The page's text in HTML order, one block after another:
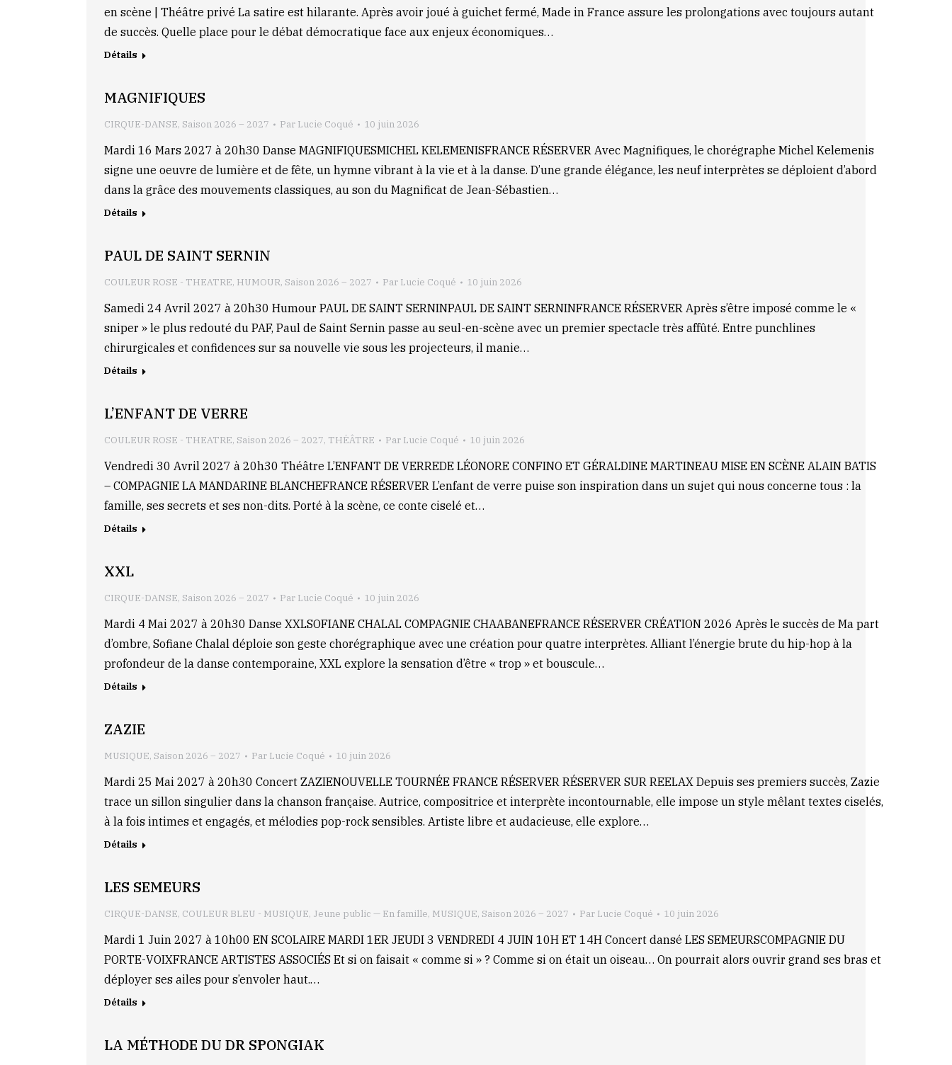
en scène | Théâtre privé La satire est hilarante. Après avoir joué à guichet fermé, Made in France assure les prolongations avec toujours autant
de succès. Quelle place pour le débat démocratique face aux enjeux économiques…
Détails
MAGNIFIQUES
CIRQUE-DANSE, Saison 2026 – 2027 Par Lucie Coqué 10 juin 2026
Mardi 16 Mars 2027 à 20h30 Danse MAGNIFIQUESMICHEL KELEMENISFRANCE RÉSERVER Avec Magnifiques, le chorégraphe Michel Kelemenis
signe une oeuvre de lumière et de fête, un hymne vibrant à la vie et à la danse. D’une grande élégance, les neuf interprètes se déploient d’abord
dans la grâce des mouvements classiques, au son du Magnificat de Jean-Sébastien…
Détails
PAUL DE SAINT SERNIN
COULEUR ROSE - THEATRE, HUMOUR, Saison 2026 – 2027 Par Lucie Coqué 10 juin 2026
Samedi 24 Avril 2027 à 20h30 Humour PAUL DE SAINT SERNINPAUL DE SAINT SERNINFRANCE RÉSERVER Après s’être imposé comme le «
sniper » le plus redouté du PAF, Paul de Saint Sernin passe au seul-en-scène avec un premier spectacle très affûté. Entre punchlines
chirurgicales et confidences sur sa nouvelle vie sous les projecteurs, il manie…
Détails
L’ENFANT DE VERRE
COULEUR ROSE - THEATRE, Saison 2026 – 2027, THÉÂTRE Par Lucie Coqué 10 juin 2026
Vendredi 30 Avril 2027 à 20h30 Théâtre L’ENFANT DE VERREDE LÉONORE CONFINO ET GÉRALDINE MARTINEAU MISE EN SCÈNE ALAIN BATIS
– COMPAGNIE LA MANDARINE BLANCHEFRANCE RÉSERVER L’enfant de verre puise son inspiration dans un sujet qui nous concerne tous : la
famille, ses secrets et ses non-dits. Porté à la scène, ce conte ciselé et…
Détails
XXL
CIRQUE-DANSE, Saison 2026 – 2027 Par Lucie Coqué 10 juin 2026
Mardi 4 Mai 2027 à 20h30 Danse XXLSOFIANE CHALAL COMPAGNIE CHAABANEFRANCE RÉSERVER CRÉATION 2026 Après le succès de Ma part
d’ombre, Sofiane Chalal déploie son geste chorégraphique avec une création pour quatre interprètes. Alliant l’énergie brute du hip-hop à la
profondeur de la danse contemporaine, XXL explore la sensation d’être « trop » et bouscule…
Détails
ZAZIE
MUSIQUE, Saison 2026 – 2027 Par Lucie Coqué 10 juin 2026
Mardi 25 Mai 2027 à 20h30 Concert ZAZIENOUVELLE TOURNÉE FRANCE RÉSERVER RÉSERVER SUR REELAX Depuis ses premiers succès, Zazie
trace un sillon singulier dans la chanson française. Autrice, compositrice et interprète incontournable, elle impose un style mêlant textes ciselés,
à la fois intimes et engagés, et mélodies pop-rock sensibles. Artiste libre et audacieuse, elle explore…
Détails
LES SEMEURS
CIRQUE-DANSE, COULEUR BLEU - MUSIQUE, Jeune public — En famille, MUSIQUE, Saison 2026 – 2027 Par Lucie Coqué 10 juin 2026
Mardi 1 Juin 2027 à 10h00 EN SCOLAIRE MARDI 1ER JEUDI 3 VENDREDI 4 JUIN 10H ET 14H Concert dansé LES SEMEURSCOMPAGNIE DU
PORTE-VOIXFRANCE ARTISTES ASSOCIÉS Et si on faisait « comme si » ? Comme si on était un oiseau… On pourrait alors ouvrir grand ses bras et
déployer ses ailes pour s’envoler haut.…
Détails
LA MÉTHODE DU DR SPONGIAK